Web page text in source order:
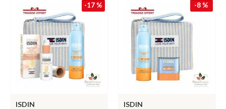
-17 %
ISDIN
-8 %
ISDIN